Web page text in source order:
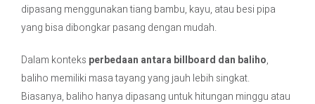
dipasang menggunakan tiang bambu, kayu, atau besi pipa
yang bisa dibongkar pasang dengan mudah.
Dalam konteks perbedaan antara billboard dan baliho,
baliho memiliki masa tayang yang jauh lebih singkat.
Biasanya, baliho hanya dipasang untuk hitungan minggu atau